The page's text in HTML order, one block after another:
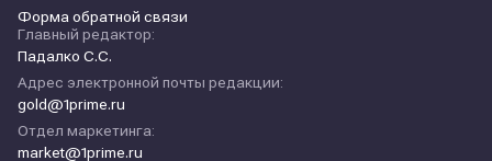
Форма обратной связи
Главный редактор:
Падалко С.С.
Адрес электронной почты редакции:
gold@1prime.ru
Отдел маркетинга:
market@1prime.ru